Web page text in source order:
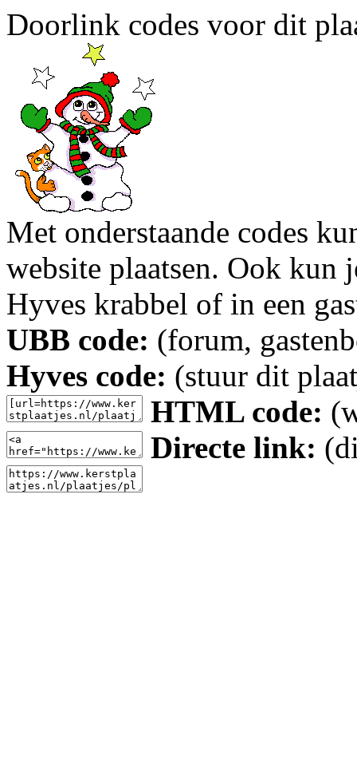
Doorlink codes voor dit
Met onderstaande codes
website plaatsen. Ook kun
Hyves krabbel of in een
UBB code: (forum,
Hyves code: (stuur dit
HTML code:
Directe link: